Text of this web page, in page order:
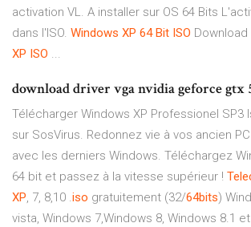
activation VL. A installer sur OS 64 Bits
dans l'ISO. Windows XP 64 Bit ISO
XP ISO ...
download driver vga nvidia geforce gtx
Télécharger Windows XP Professionel SP3
sur SosVirus. Redonnez vie à vos ancien
avec les derniers Windows. Téléchargez
64 bit et passez à la vitesse supérieur !
XP, 7, 8,10 .iso gratuitement (32/64bits)
vista, Windows 7,Windows 8, Windows 8.1